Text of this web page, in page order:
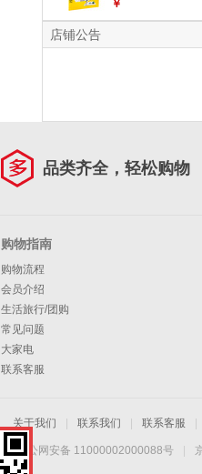
￥
店铺公告
品类齐全，轻松购物
购物指南
购物流程
会员介绍
生活旅行/团购
常见问题
大家电
联系客服
关于我们 联系我们 联系客服
京公网安备 11000002000088号